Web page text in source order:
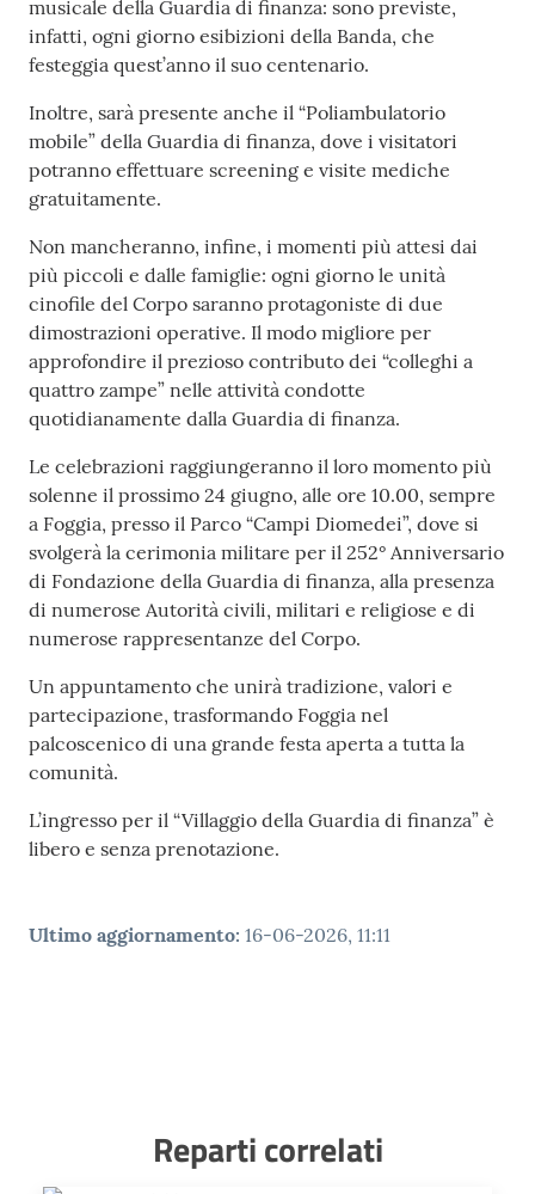
musicale della Guardia di finanza: sono previste,
infatti, ogni giorno esibizioni della Banda, che
festeggia quest’anno il suo centenario.
Inoltre, sarà presente anche il “Poliambulatorio
mobile” della Guardia di finanza, dove i visitatori
potranno effettuare screening e visite mediche
gratuitamente.
Non mancheranno, infine, i momenti più attesi dai
più piccoli e dalle famiglie: ogni giorno le unità
cinofile del Corpo saranno protagoniste di due
dimostrazioni operative. Il modo migliore per
approfondire il prezioso contributo dei “colleghi a
quattro zampe” nelle attività condotte
quotidianamente dalla Guardia di finanza.
Le celebrazioni raggiungeranno il loro momento più
solenne il prossimo 24 giugno, alle ore 10.00, sempre
a Foggia, presso il Parco “Campi Diomedei”, dove si
svolgerà la cerimonia militare per il 252° Anniversario
di Fondazione della Guardia di finanza, alla presenza
di numerose Autorità civili, militari e religiose e di
numerose rappresentanze del Corpo.
Un appuntamento che unirà tradizione, valori e
partecipazione, trasformando Foggia nel
palcoscenico di una grande festa aperta a tutta la
comunità.
L’ingresso per il “Villaggio della Guardia di finanza” è
libero e senza prenotazione.
Ultimo aggiornamento: 16-06-2026, 11:11
Reparti correlati